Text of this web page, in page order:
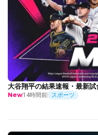
大谷翔平の結果速報・最新
New14時間前 スポーツ